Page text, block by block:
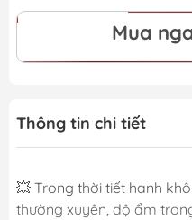
Mua
Thông tin chi tiết
💥 Trong thời tiết hanh
thường xuyên, độ ẩm